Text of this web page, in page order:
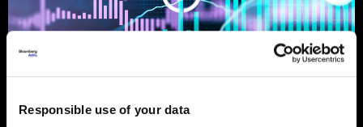
Responsible use of your data